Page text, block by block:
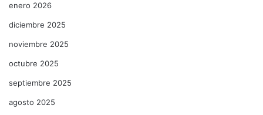
enero 2026
diciembre 2025
noviembre 2025
octubre 2025
septiembre 2025
agosto 2025